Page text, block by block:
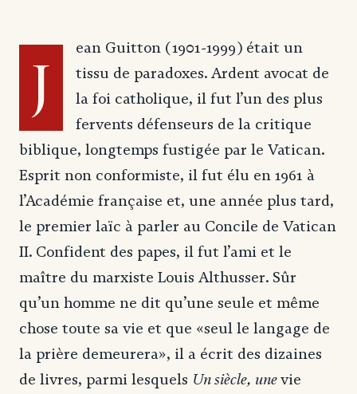
J
ean Guitton (1901-1999) était un
tissu de paradoxes. Ardent avocat de
la foi catholique, il fut l’un des plus
fervents défenseurs de la critique
biblique, longtemps fustigée par le Vatican.
Esprit non conformiste, il fut élu en 1961 à
l’Académie française et, une année plus tard,
le premier laïc à parler au Concile de Vatican
II. Confident des papes, il fut l’ami et le
maître du marxiste Louis Althusser. Sûr
qu’un homme ne dit qu’une seule et même
chose toute sa vie et que «seul le langage de
la prière demeurera», il a écrit des dizaines
de livres, parmi lesquels Un siècle, unevie